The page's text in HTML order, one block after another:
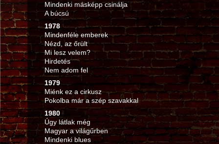
Mindenki másképp csinálja
A búcsú
1978
Mindenféle emberek
Nézd, az őrült
Mi lesz velem?
Hirdetés
Nem adom fel
1979
Miénk ez a cirkusz
Pokolba már a szép szavakkal
1980
Úgy látlak még
Magyar a világűrben
Mindenki blues